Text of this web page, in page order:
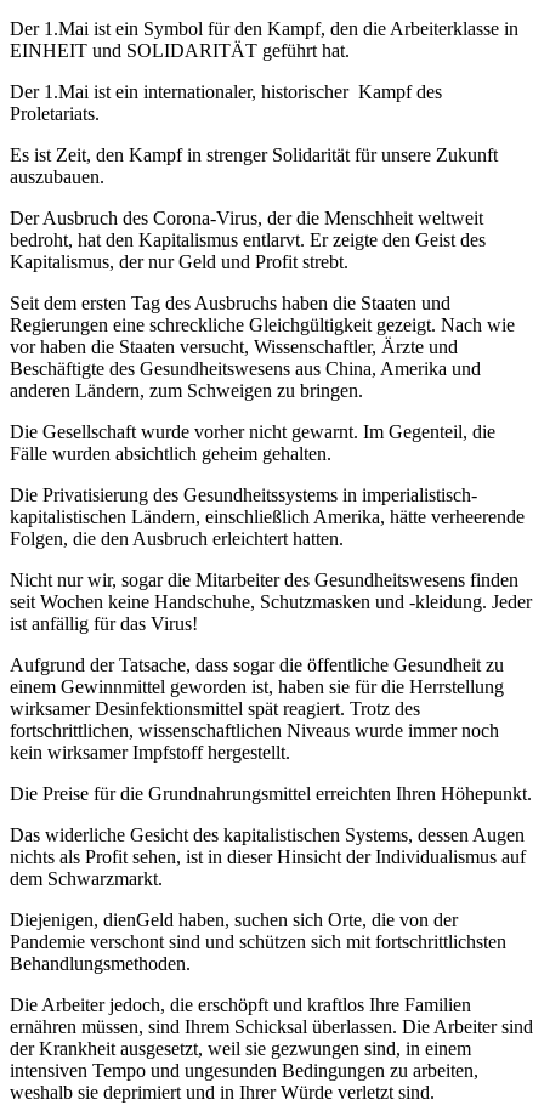
Der 1.Mai ist ein Symbol für den Kampf, den die Arbeiterklasse in
EINHEIT und SOLIDARITÄT geführt hat.
Der 1.Mai ist ein internationaler, historischer Kampf des
Proletariats.
Es ist Zeit, den Kampf in strenger Solidarität für unsere Zukunft
auszubauen.
Der Ausbruch des Corona-Virus, der die Menschheit weltweit
bedroht, hat den Kapitalismus entlarvt. Er zeigte den Geist des
Kapitalismus, der nur Geld und Profit strebt.
Seit dem ersten Tag des Ausbruchs haben die Staaten und
Regierungen eine schreckliche Gleichgültigkeit gezeigt. Nach wie
vor haben die Staaten versucht, Wissenschaftler, Ärzte und
Beschäftigte des Gesundheitswesens aus China, Amerika und
anderen Ländern, zum Schweigen zu bringen.
Die Gesellschaft wurde vorher nicht gewarnt. Im Gegenteil, die
Fälle wurden absichtlich geheim gehalten.
Die Privatisierung des Gesundheitssystems in imperialistisch-
kapitalistischen Ländern, einschließlich Amerika, hätte verheerende
Folgen, die den Ausbruch erleichtert hatten.
Nicht nur wir, sogar die Mitarbeiter des Gesundheitswesens finden
seit Wochen keine Handschuhe, Schutzmasken und -kleidung. Jeder
ist anfällig für das Virus!
Aufgrund der Tatsache, dass sogar die öffentliche Gesundheit zu
einem Gewinnmittel geworden ist, haben sie für die Herrstellung
wirksamer Desinfektionsmittel spät reagiert. Trotz des
fortschrittlichen, wissenschaftlichen Niveaus wurde immer noch
kein wirksamer Impfstoff hergestellt.
Die Preise für die Grundnahrungsmittel erreichten Ihren Höhepunkt.
Das widerliche Gesicht des kapitalistischen Systems, dessen Augen
nichts als Profit sehen, ist in dieser Hinsicht der Individualismus auf
dem Schwarzmarkt.
Diejenigen, dienGeld haben, suchen sich Orte, die von der
Pandemie verschont sind und schützen sich mit fortschrittlichsten
Behandlungsmethoden.
Die Arbeiter jedoch, die erschöpft und kraftlos Ihre Familien
ernähren müssen, sind Ihrem Schicksal überlassen. Die Arbeiter sind
der Krankheit ausgesetzt, weil sie gezwungen sind, in einem
intensiven Tempo und ungesunden Bedingungen zu arbeiten,
weshalb sie deprimiert und in Ihrer Würde verletzt sind.